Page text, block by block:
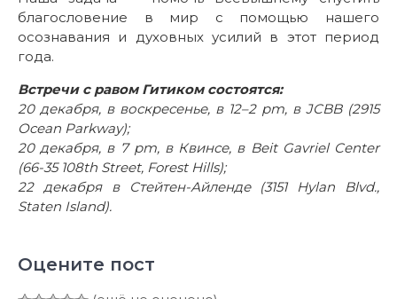
благословение в мир с помощью нашего
осознавания и духовных усилий в этот период
года.
Встречи с равом Гитиком состоятся:
20 декабря, в воскресенье, в 12–2 pm, в JCBB (2915
Ocean Parkway);
20 декабря, в 7 pm, в Квинсе, в Beit Gavriel Center
(66-35 108th Street, Forest Hills);
22 декабря в Стейтен-Айленде (3151 Hylan Blvd.,
Staten Island).
Оцените пост